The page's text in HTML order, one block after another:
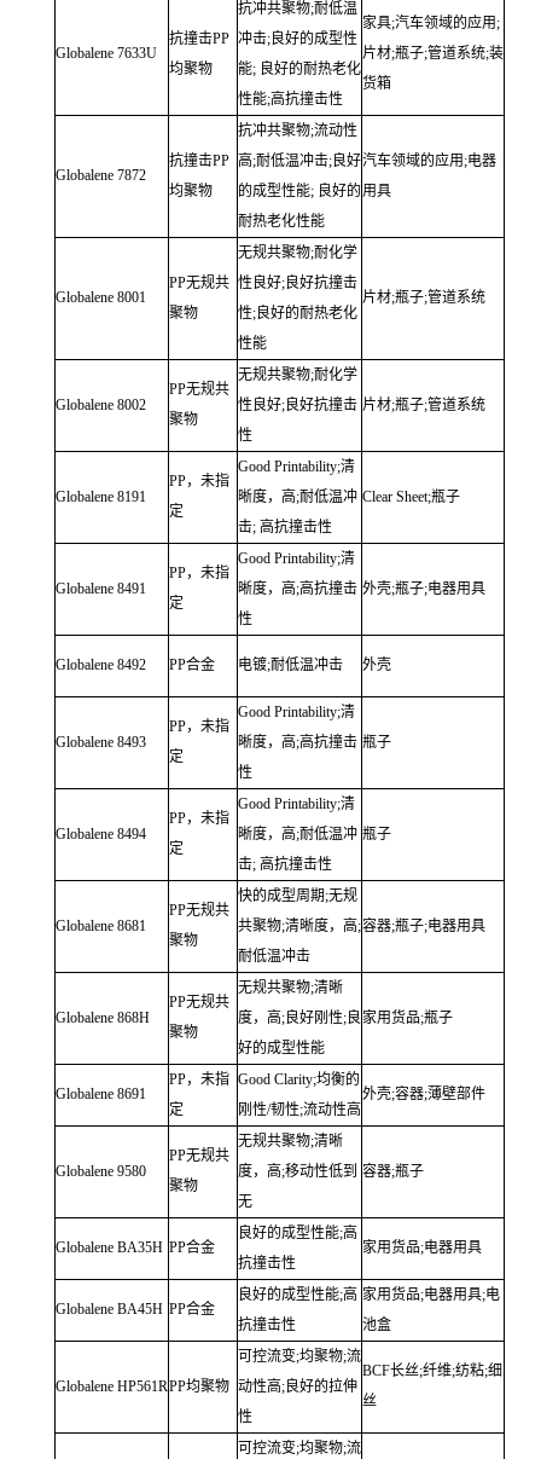
Globalene 7633U
抗撞击PP
均聚物
抗冲共聚物;耐低温
冲击;良好的成型性
能; 良好的耐热老化
性能;高抗撞击性
家具;汽车领域的应用;
片材;瓶子;管道系统;装
货箱
Globalene 7872
抗撞击PP
均聚物
抗冲共聚物;流动性
高;耐低温冲击;良好
的成型性能; 良好的
耐热老化性能
汽车领域的应用;电器
用具
Globalene 8001
PP无规共
聚物
无规共聚物;耐化学
性良好;良好抗撞击
性;良好的耐热老化
性能
片材;瓶子;管道系统
Globalene 8002
PP无规共
聚物
无规共聚物;耐化学
性良好;良好抗撞击
性
片材;瓶子;管道系统
Globalene 8191
PP，未指
定
Good Printability;清
晰度，高;耐低温冲
击; 高抗撞击性
Clear Sheet;瓶子
Globalene 8491
PP，未指
定
Good Printability;清
晰度，高;高抗撞击
性
外壳;瓶子;电器用具
Globalene 8492 PP合金 电镀;耐低温冲击 外壳
Globalene 8493
PP，未指
定
Good Printability;清
晰度，高;高抗撞击
性
瓶子
Globalene 8494
PP，未指
定
Good Printability;清
晰度，高;耐低温冲
击; 高抗撞击性
瓶子
Globalene 8681
PP无规共
聚物
快的成型周期;无规
共聚物;清晰度，高;
耐低温冲击
容器;瓶子;电器用具
Globalene 868H
PP无规共
聚物
无规共聚物;清晰
度，高;良好刚性;良
好的成型性能
家用货品;瓶子
Globalene 8691
PP，未指
定
Good Clarity;均衡的
刚性/韧性;流动性高
外壳;容器;薄壁部件
Globalene 9580
PP无规共
聚物
无规共聚物;清晰
度，高;移动性低到
无
容器;瓶子
Globalene BA35H PP合金
良好的成型性能;高
抗撞击性
家用货品;电器用具
Globalene BA45H PP合金
良好的成型性能;高
抗撞击性
家用货品;电器用具;电
池盒
Globalene HP561RPP均聚物
可控流变;均聚物;流
动性高;良好的拉伸
性
BCF长丝;纤维;纺粘;细
丝
可控流变;均聚物;流